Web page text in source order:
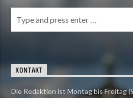
KONTAKT
Die Redaktion ist Montag bis Freitag